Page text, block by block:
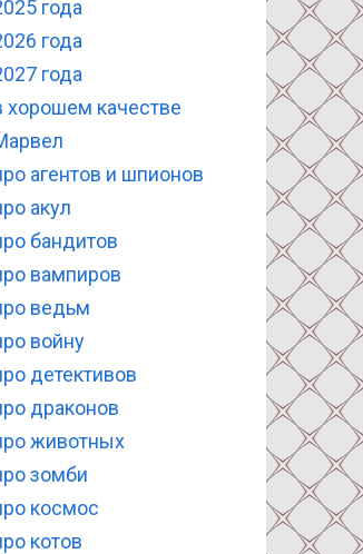
года
года
года
качестве
агентов и шпионов
акул
бандитов
вампиров
ведьм
войну
детективов
драконов
животных
зомби
космос
котов